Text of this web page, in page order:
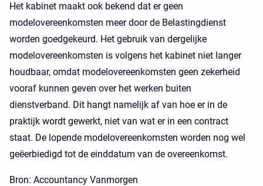
Het kabinet maakt ook bekend dat er geen
modelovereenkomsten meer door de Belastingdienst
worden goedgekeurd. Het gebruik van dergelijke
modelovereenkomsten is volgens het kabinet niet langer
houdbaar, omdat modelovereenkomsten geen zekerheid
vooraf kunnen geven over het werken buiten
dienstverband. Dit hangt namelijk af van hoe er in de
praktijk wordt gewerkt, niet van wat er in een contract
staat. De lopende modelovereenkomsten worden nog wel
geëerbiedigd tot de einddatum van de overeenkomst.
Bron: Accountancy Vanmorgen